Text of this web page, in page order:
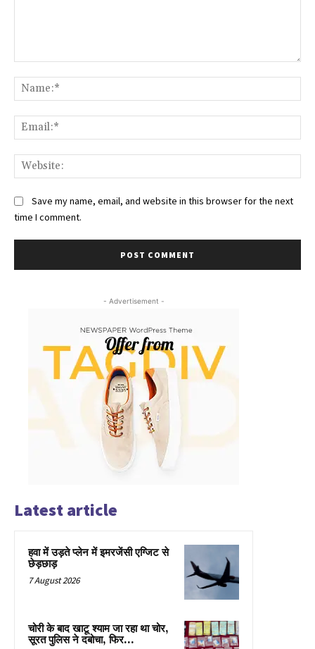
Save my name, email, and website in this browser for the next
time I comment.
- Advertisement -
Latest article
हवा में उड़ते प्लेन में इमरजेंसी एग्जिट से
छेड़छाड़
7 August 2026
चोरी के बाद खाटू श्याम जा रहा था चोर,
सूरत पुलिस ने दबोचा, फिर…